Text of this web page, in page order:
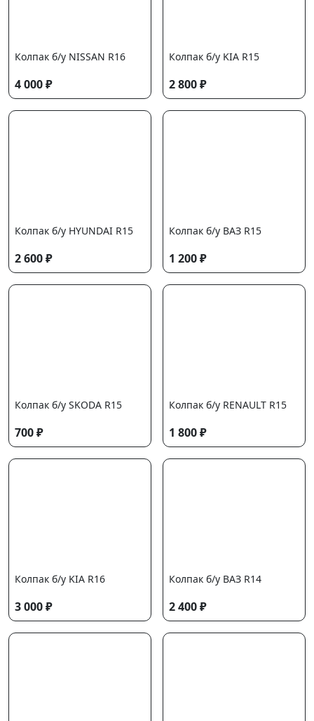
Колпак б/у NISSAN R16
4 000 ₽
Колпак б/у KIA R15
2 800 ₽
Колпак б/у HYUNDAI R15
2 600 ₽
Колпак б/у ВАЗ R15
1 200 ₽
Колпак б/у SKODA R15
700 ₽
Колпак б/у RENAULT R15
1 800 ₽
Колпак б/у KIA R16
3 000 ₽
Колпак б/у ВАЗ R14
2 400 ₽